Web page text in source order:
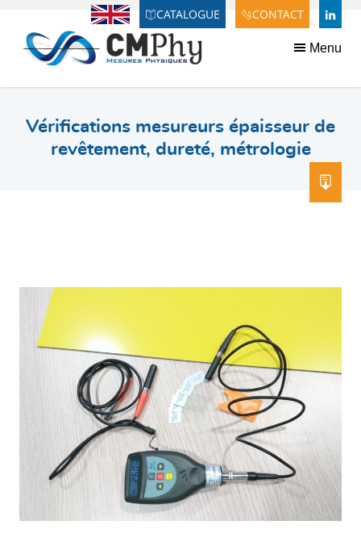
Menu
Anglais CATALOGUE CONTACT
Vérifications mesureurs épaisseur de
revêtement, dureté, métrologie
Panneau de gestion des cookies